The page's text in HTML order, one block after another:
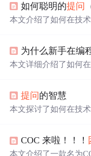
片化导致文件丢失的
色。使用前需备份数
如何聪明的提问
本文介绍了如何在技
为什么新手在编
本文详细介绍了如何
，并提供了提问
努力，正确采纳答案
提问的智慧
本文探讨了如何在技
了黑客文化和开源社
COC 来啦！！！
本文介绍了一款名为